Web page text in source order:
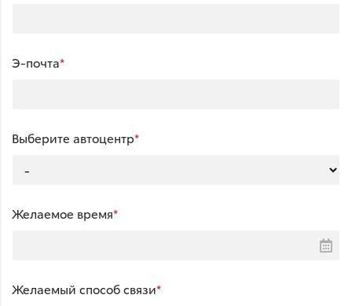
Э-почта
Выберите автоцентр
Желаемое время
Желаемый способ связи